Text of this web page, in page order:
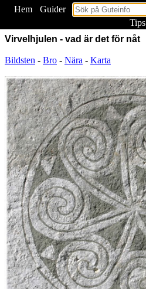
Hem
Guider
Tips
Virvelhjulen - vad är det för nåt
Bildsten - Bro - Nära - Karta